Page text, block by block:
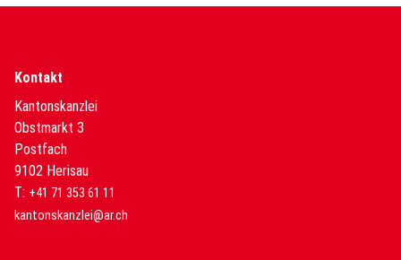
Kontakt
Kantonskanzlei
Obstmarkt 3
Postfach
9102 Herisau
T: +41 71 353 61 11
kantonskanzlei@ar.ch